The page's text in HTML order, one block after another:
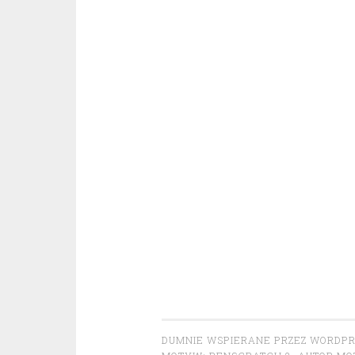
DUMNIE WSPIERANE PRZEZ